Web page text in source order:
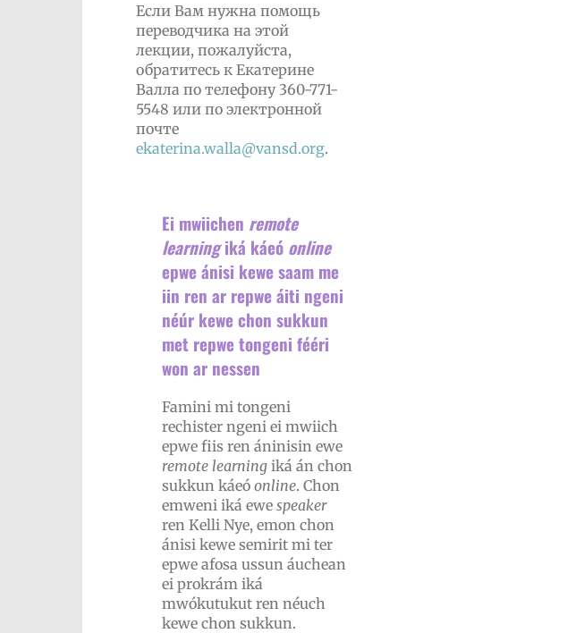
Если Вам нужна помощь
переводчика на этой
лекции, пожалуйста,
обратитесь к Екатерине
Валла по телефону 360-771-
5548 или по электронной
почте
ekaterina.walla@vansd.org.
Ei mwiichen remote
learningiká káeó online
epwe ánisi kewe saam me
iin ren ar repwe áiti ngeni
néúr kewe chon sukkun
met repwe tongeni fééri
won ar nessen
Famini mi tongeni
rechister ngeni ei mwiich
epwe fiis ren áninisin ewe
remote learning iká án chon
sukkun káeóonline. Chon
emweni iká ewespeaker
ren Kelli Nye, emon chon
ánisi kewe semirit mi ter
epwe afosa ussun áuchean
ei prokrám iká
mwókutukut ren néuch
kewe chon sukkun.